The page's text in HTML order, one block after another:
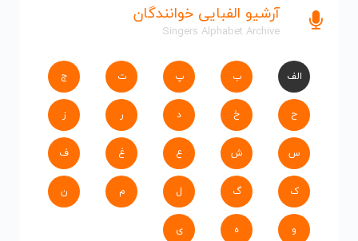
آرشیو الفبایی خوانندگان
Singers Alphabet Archive
الف ب پ ت ج
ح خ د ر ز
س ش ع غ ف
ک گ ل م ن
و ه ی